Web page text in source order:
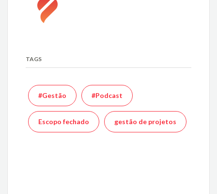
TAGS
#Gestão #Podcast
Escopo fechado gestão de projetos